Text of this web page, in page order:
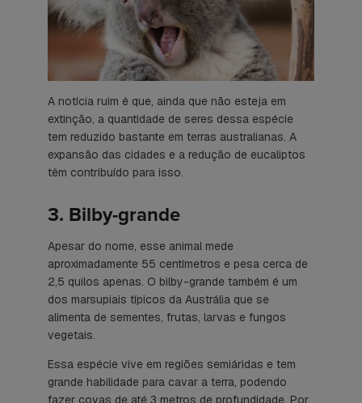
A notícia ruim é que, ainda que não esteja em
extinção, a quantidade de seres dessa espécie
tem reduzido bastante em terras australianas. A
expansão das cidades e a redução de eucaliptos
têm contribuído para isso.
3. Bilby-grande
Apesar do nome, esse animal mede
aproximadamente 55 centímetros e pesa cerca de
2,5 quilos apenas. O bilby-grande também é um
dos marsupiais típicos da Austrália que se
alimenta de sementes, frutas, larvas e fungos
vegetais.
Essa espécie vive em regiões semiáridas e tem
grande habilidade para cavar a terra, podendo
fazer covas de até 3 metros de profundidade. Por